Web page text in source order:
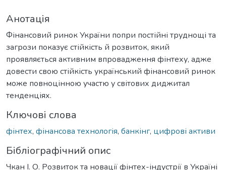
Анотація
Фінансовий ринок України попри постійні труднощі та
загрози показує стійкість й розвиток, який
проявляється активним впровадження фінтеху, адже
довести свою стійкість український фінансовий ринок
може повноцінною участю у світових диджитал
тенденціях.
Ключові слова
фінтех, фінансова технологія, банкінг, цифрові активи
Бібліографічний опис
Чкан І. О. Розвиток та новації фінтех-індустрії в Україні